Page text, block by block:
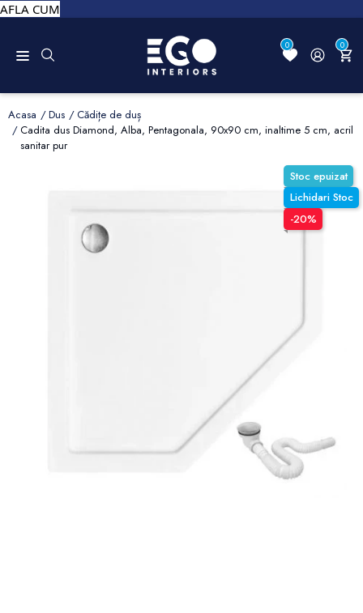
AFLA CUM
0 0
Acasa Dus
Cădițe de duș
Cadita dus Diamond, Alba, Pentagonala, 90x90 cm, inaltime 5 cm, acril
sanitar pur
Stoc epuizat
Lichidari Stoc
-20%